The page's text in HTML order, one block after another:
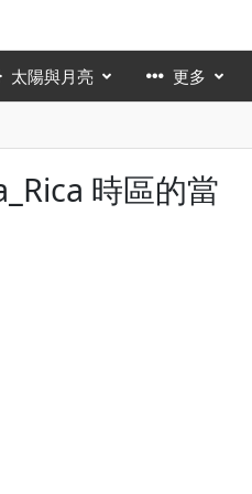
太陽與月亮 更多
時區的當